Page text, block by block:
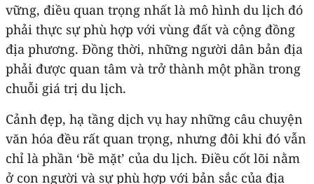
vững, điều quan trọng nhất là mô hình du lịch đó
phải thực sự phù hợp với vùng đất và cộng đồng
địa phương. Đồng thời, những người dân bản địa
phải được quan tâm và trở thành một phần trong
chuỗi giá trị du lịch.
Cảnh đẹp, hạ tầng dịch vụ hay những câu chuyện
văn hóa đều rất quan trọng, nhưng đôi khi đó vẫn
chỉ là phần ‘bề mặt’ của du lịch. Điều cốt lõi nằm
ở con người và sự phù hợp với bản sắc của địa